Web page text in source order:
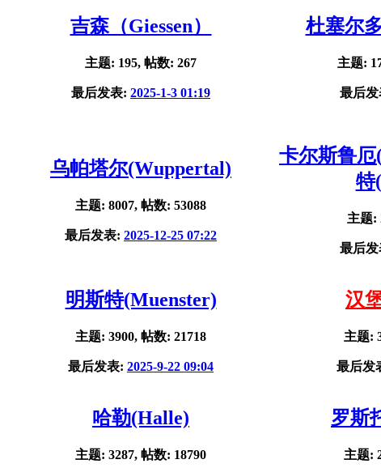
吉森（Giessen）
主题: 195, 帖数: 267
最后发表: 2025-1-3 01:19
杜塞尔
主题:
最后发
乌帕塔尔(Wuppertal)
主题: 8007, 帖数: 53088
最后发表: 2025-12-25 07:22
卡尔斯鲁
特
主题:
最后发
明斯特(Muenster)
主题: 3900, 帖数: 21718
最后发表: 2025-9-22 09:04
汉
主题:
最后发
哈勒(Halle)
主题: 3287, 帖数: 18790
罗斯
主题: